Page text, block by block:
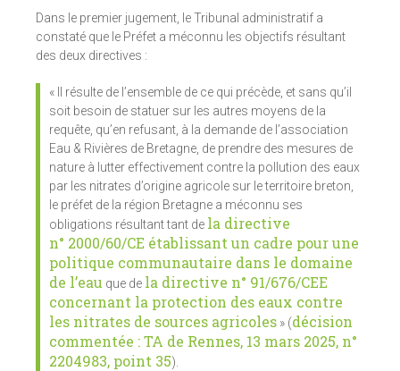
Dans le premier jugement, le Tribunal administratif a
constaté que le Préfet a méconnu les objectifs résultant
des deux directives :
« Il résulte de l’ensemble de ce qui précède, et sans qu’il
soit besoin de statuer sur les autres moyens de la
requête, qu’en refusant, à la demande de l’association
Eau & Rivières de Bretagne, de prendre des mesures de
nature à lutter effectivement contre la pollution des eaux
par les nitrates d’origine agricole sur le territoire breton,
le préfet de la région Bretagne a méconnu ses
obligations résultant tant de la directive
n° 2000/60/CE établissant un cadre pour une
politique communautaire dans le domaine
de l’eau que de la directive n° 91/676/CEE
concernant la protection des eaux contre
les nitrates de sources agricoles » (décision
commentée : TA de Rennes, 13 mars 2025, n°
2204983, point 35).